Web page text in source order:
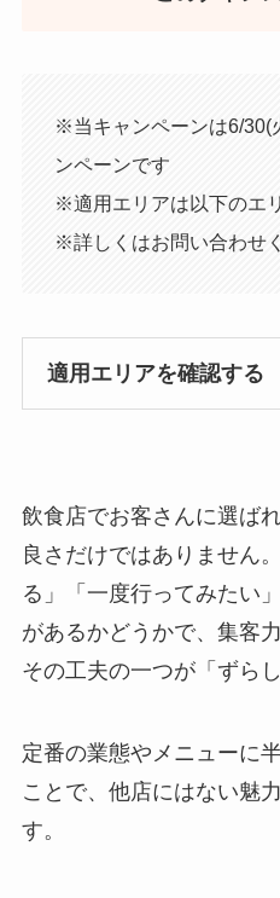
※当キャンペーンは6/30(
ンペーンです
※適用エリアは以下のエ
※詳しくはお問い合わせ
適用エリアを確認する
飲食店でお客さんに選ば
良さだけではありません
る」「一度行ってみたい
があるかどうかで、集客
その工夫の一つが「ずら
定番の業態やメニューに
ことで、他店にはない魅
す。